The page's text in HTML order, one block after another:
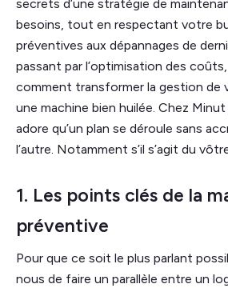
secrets d’une stratégie de
besoins, tout en respectant votre
préventives aux dépannages de
passant par l’optimisation des
comment transformer la gestion de
une machine bien huilée. Chez Minut
adore qu’un plan se déroule sans
l’autre. Notamment s’il s’agit du
1. Les points clés de la
préventive
Pour que ce soit le plus parlant
nous de faire un parallèle entre un